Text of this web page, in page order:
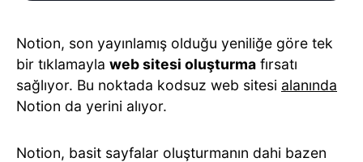
Notion, son yayınlamış olduğu yeniliğe göre tek
bir tıklamayla web sitesi oluşturma fırsatı
sağlıyor. Bu noktada kodsuz web sitesi alanında
Notion da yerini alıyor.
Notion, basit sayfalar oluşturmanın dahi bazen